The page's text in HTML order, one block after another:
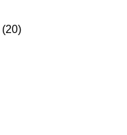
(20)